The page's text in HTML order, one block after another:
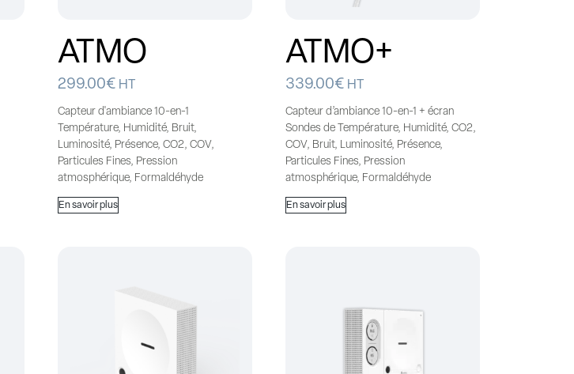
ATMO
299.00€ HT
Capteur d'ambiance 10-en-1
Température, Humidité, Bruit,
Luminosité, Présence, CO2, COV,
Particules Fines, Pression
atmosphérique, Formaldéhyde
En savoir plus
ATMO+
339.00€ HT
Capteur d’ambiance 10-en-1 + écran
Sondes de Température, Humidité, CO2,
COV, Bruit, Luminosité, Présence,
Particules Fines, Pression
atmosphérique, Formaldéhyde
En savoir plus